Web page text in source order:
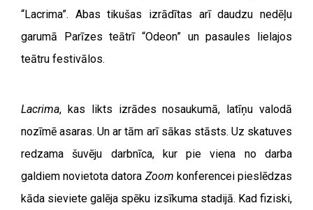
“Lacrima”. Abas tikušas izrādītas arī daudzu nedēļu
garumā Parīzes teātrī “Odeon” un pasaules lielajos
teātru festivālos.
Lacrima, kas likts izrādes nosaukumā, latīņu valodā
nozīmē asaras. Un ar tām arī sākas stāsts. Uz skatuves
redzama šuvēju darbnīca, kur pie viena no darba
galdiem novietota datora Zoom konferencei pieslēdzas
kāda sieviete galēja spēku izsīkuma stadijā. Kad fiziski,